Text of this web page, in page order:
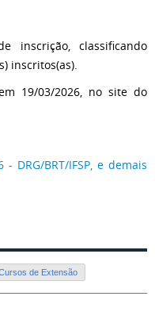
inscrição, classificando
inscritos(as).
19/03/2026, no site do
DRG/BRT/IFSP, e demais
de Extensão